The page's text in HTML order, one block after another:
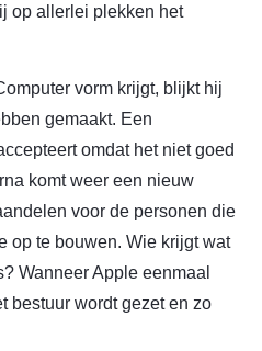
op allerlei plekken het
vorm krijgt, blijkt hij
gemaakt. Een
omdat het niet goed
komt weer een nieuw
voor de personen die
op te bouwen. Wie krijgt wat
Wanneer Apple eenmaal
bestuur wordt gezet en zo